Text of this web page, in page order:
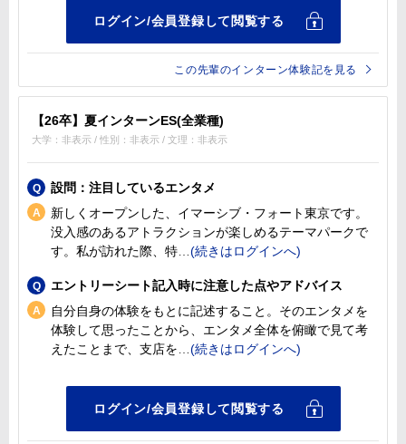
この先輩のインターン体験記を見る
【26卒】夏インターンES(全業種)
大学：非表示 / 性別：非表示 / 文理：非表示
設問：注目しているエンタメ
新しくオープンした、イマーシブ・フォート東京です。
没入感のあるアトラクションが楽しめるテーマパークで
す。私が訪れた際、特
エントリーシート記入時に注意した点やアドバイス
自分自身の体験をもとに記述すること。そのエンタメを
体験して思ったことから、エンタメ全体を俯瞰で見て考
えたことまで、支店を